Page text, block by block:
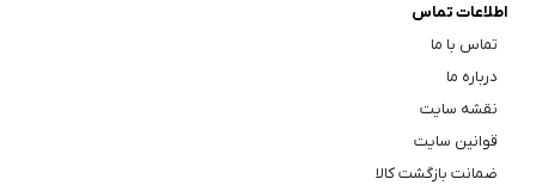
اطلاعات تماس
تماس با ما
درباره ما
نقشه سایت
قوانین سایت
ضمانت بازگشت کالا